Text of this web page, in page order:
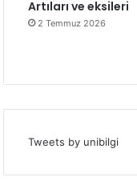
Artıları ve eksileri
2 Temmuz 2026
Tweets by unibilgi